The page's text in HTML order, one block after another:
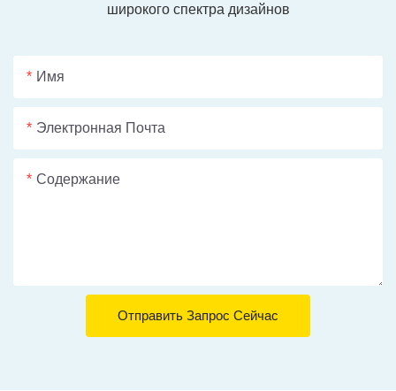
широкого спектра дизайнов
Имя
Электронная Почта
Содержание
Отправить Запрос Сейчас